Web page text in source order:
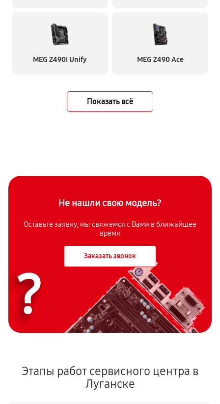
MEG Z490I Unify MEG Z490 Ace
Показать всё
Не нашли свою модель?
Оставьте заявку, мы свяжемся с Вами в ближайшее
время
Заказать звонок
?
Этапы работ сервисного центра в
Луганске